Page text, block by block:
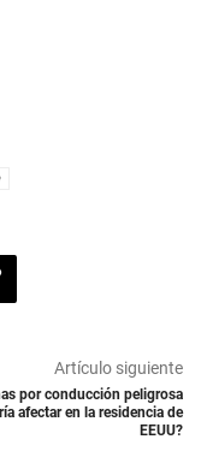
Artículo siguiente
por conducción peligrosa
afectar en la residencia de
EEUU?